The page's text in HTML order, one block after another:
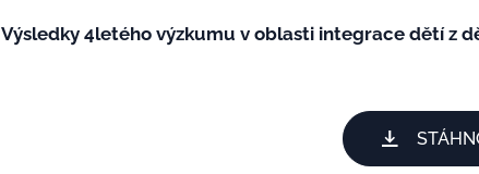
Výsledky 4letého výzkumu v oblasti integrace dětí z